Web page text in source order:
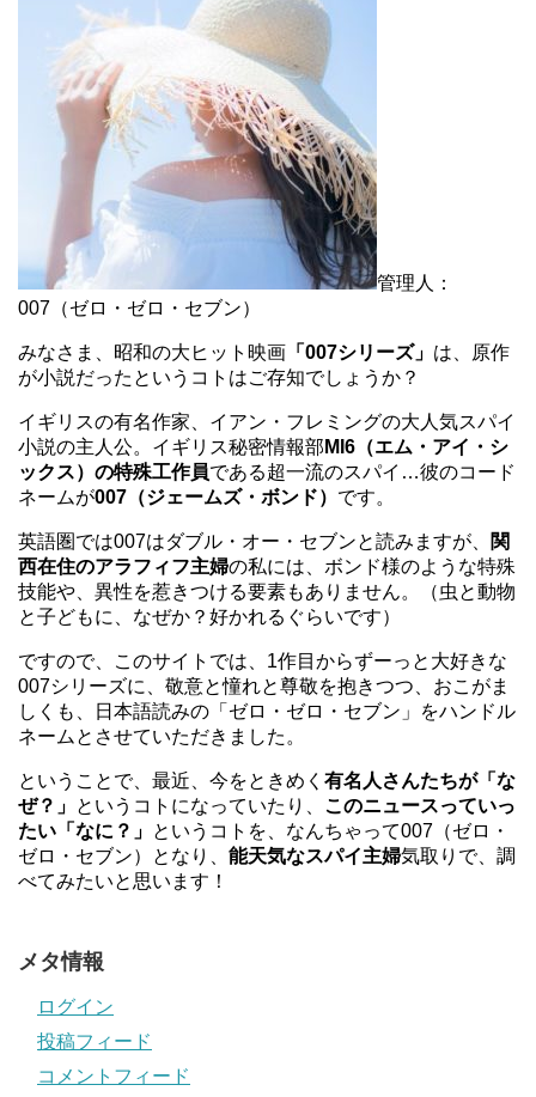
管理人：
007（ゼロ・ゼロ・セブン）
みなさま、昭和の大ヒット映画 「007シリーズ」 は、原作
が小説だったというコトはご存知でしょうか？
イギリスの有名作家、イアン・フレミングの大人気スパイ
小説の主人公。イギリス秘密情報部 MI6（エム・アイ・シ
ックス）の特殊工作員である超一流のスパイ…彼のコード
ネームが007（ジェームズ・ボンド） です。
英語圏では007はダブル・オー・セブンと読みますが、
関
西在住のアラフィフ主婦の私には、ボンド様のような特殊
技能や、異性を惹きつける要素もありません。（虫と動物
と子どもに、なぜか？好かれるぐらいです）
ですので、このサイトでは、1作目からずーっと大好きな
007シリーズに、敬意と憧れと尊敬を抱きつつ、おこがま
しくも、日本語読みの「ゼロ・ゼロ・セブン」をハンドル
ネームとさせていただきました。
ということで、最近、今をときめく 有名人さんたちが「な
ぜ？」 というコトになっていたり、 このニュースっていっ
たい「なに？」 というコトを、なんちゃって007（ゼロ・
ゼロ・セブン）となり、 能天気なスパイ主婦気取りで、調
べてみたいと思います！
メタ情報
ログイン
投稿フィード
コメントフィード